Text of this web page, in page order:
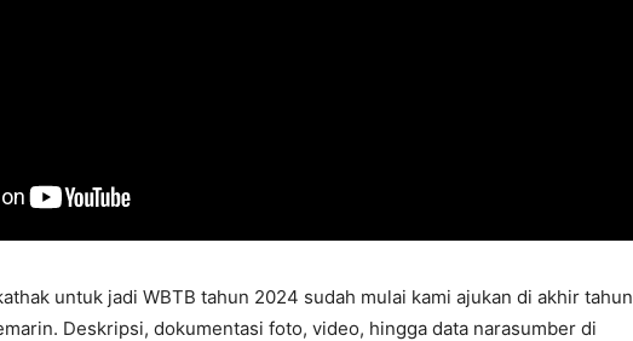
untuk jadi WBTB tahun 2024 sudah mulai kami ajukan di akhir tahun
Deskripsi, dokumentasi foto, video, hingga data narasumber di